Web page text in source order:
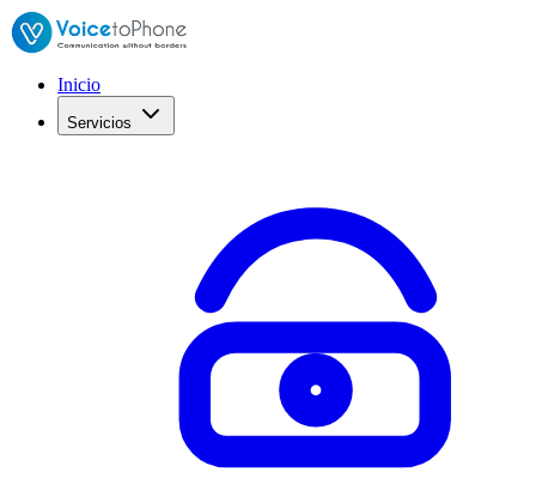
Inicio
Servicios